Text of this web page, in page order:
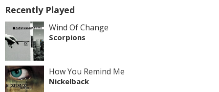
Recently Played
Wind Of Change
Scorpions
How You Remind Me
Nickelback